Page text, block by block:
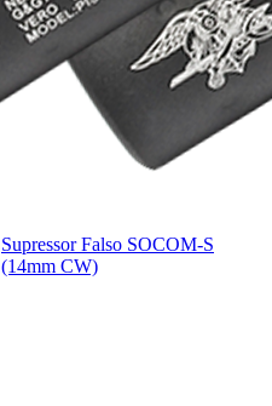
Supressor Falso SOCOM-S
(14mm CW)